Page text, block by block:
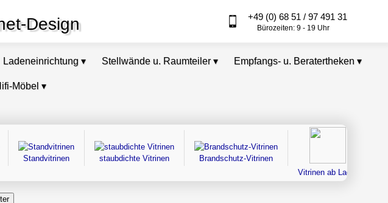
Design +49 (0) 68 51 / 97 491 31
Bürozeiten: 9 - 19 Uhr
Standvitrinen staubdichte Vitrinen
Brandschutz-Vitrinen
Vitrinen ab Lager
Ladeneinrichtung ▾ Stellwände u. Raumteiler▾ Empfangs- u. Beratertheken ▾
Möbel ▾